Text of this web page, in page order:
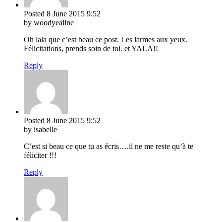
Posted 8 June 2015 9:52
by woodyealine
Oh lala que c’est beau ce post. Les larmes aux yeux.
Félicitations, prends soin de toi. et YALA!!
Reply
Posted 8 June 2015 9:52
by isabelle
C’est si beau ce que tu as écris….il ne me reste qu’à te
féliciter !!!
Reply